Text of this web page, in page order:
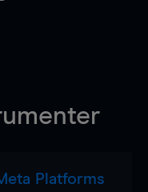
Platforms